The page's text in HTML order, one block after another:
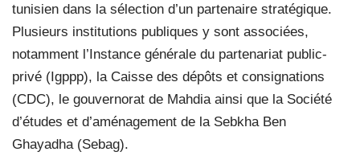
tunisien dans la sélection d’un partenaire stratégique.
Plusieurs institutions publiques y sont associées,
notamment l’Instance générale du partenariat public-
privé (Igppp), la Caisse des dépôts et consignations
(CDC), le gouvernorat de Mahdia ainsi que la Société
d’études et d’aménagement de la Sebkha Ben
Ghayadha (Sebag).